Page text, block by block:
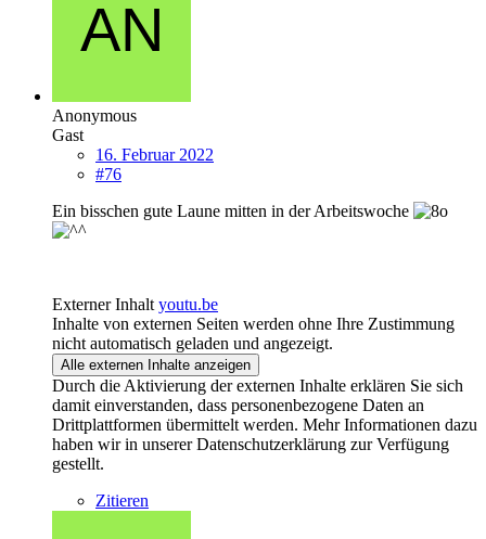
Anonymous
Gast
16. Februar 2022
#76
Ein bisschen gute Laune mitten in der Arbeitswoche
Externer Inhalt youtu.be
Inhalte von externen Seiten werden ohne Ihre Zustimmung
nicht automatisch geladen und angezeigt.
Alle externen Inhalte anzeigen
Durch die Aktivierung der externen Inhalte erklären Sie sich
damit einverstanden, dass personenbezogene Daten an
Drittplattformen übermittelt werden. Mehr Informationen dazu
haben wir in unserer Datenschutzerklärung zur Verfügung
gestellt.
Zitieren